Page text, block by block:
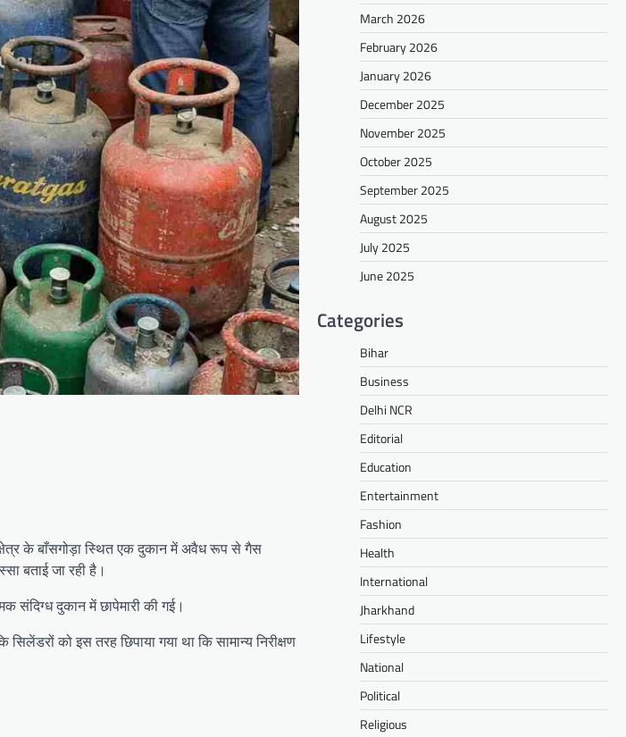
के बाँसगोड़ा स्थित एक दुकान में अवैध रूप से गैस
बताई जा रही है।
संदिग्ध दुकान में छापेमारी की गई।
को इस तरह छिपाया गया था कि सामान्य निरीक्षण
March 2026
February 2026
January 2026
December 2025
November 2025
October 2025
September 2025
August 2025
July 2025
June 2025
Categories
Bihar
Business
Delhi NCR
Editorial
Education
Entertainment
Fashion
Health
International
Jharkhand
Lifestyle
National
Political
Religious